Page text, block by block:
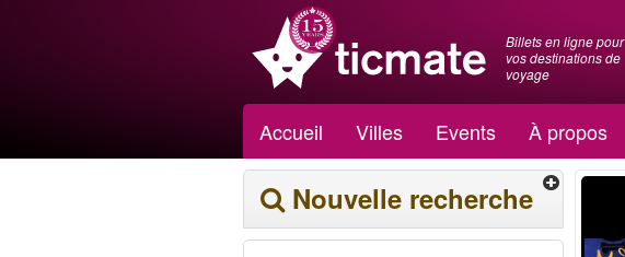
Billets en ligne pour
vos destinations de
voyage
Accueil Villes Events À propos
Nouvelle recherche